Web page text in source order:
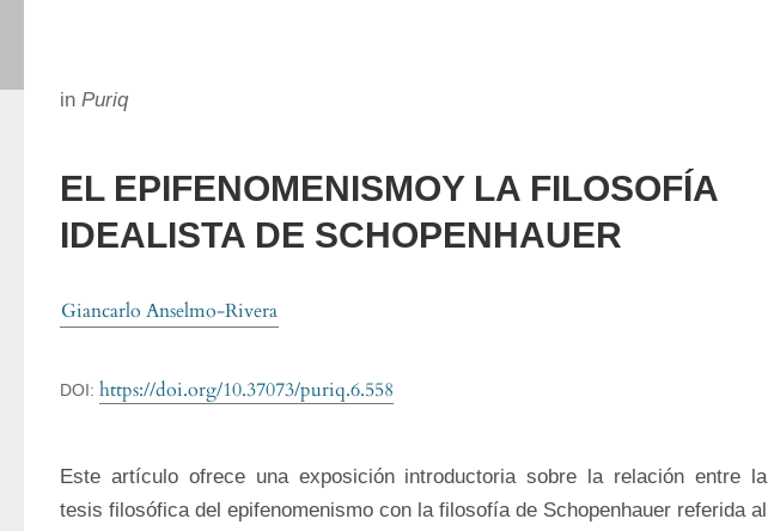
in Puriq
EL EPIFENOMENISMOY LA FILOSOFÍA
IDEALISTA DE SCHOPENHAUER
Giancarlo Anselmo-Rivera
DOI: https://doi.org/10.37073/puriq.6.558
Este artículo ofrece una exposición introductoria sobre la relación entre la
tesis filosófica del epifenomenismo con la filosofía de Schopenhauer referida al